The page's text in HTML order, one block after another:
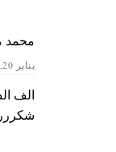
محمد
يناير 20, 2015 AT 11:23 م
الف